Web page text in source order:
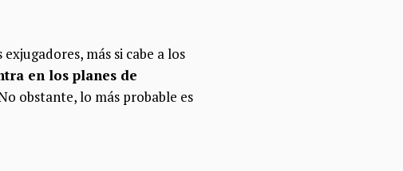
más si cabe a los
en los planes de
obstante, lo más probable es